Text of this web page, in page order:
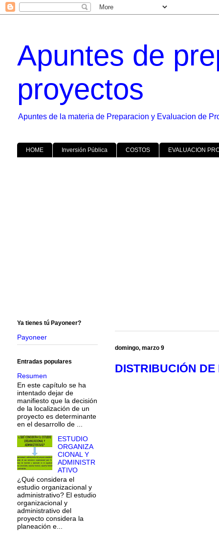
Apuntes de
proyectos
Apuntes de la materia de Preparacion y Evaluacion de
HOME Inversión Pública COSTOS EVALUACION
domingo, marzo 9
DISTRIBUCIÓN
Ya tienes tú Payoneer?
Payoneer
Entradas populares
Resumen
En este capítulo se ha
intentado dejar de
manifiesto que la decisión
de la localización de un
proyecto es determinante
en el desarrollo de ...
ESTUDIO
ORGANIZA
CIONAL Y
ADMINISTR
ATIVO
¿Qué considera el
estudio organizacional y
administrativo? El estudio
organizacional y
administrativo del
proyecto considera la
planeación e...